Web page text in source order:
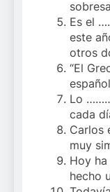
Es el
este
otros
“El
Lo
cada
muy
Hoy
hecho